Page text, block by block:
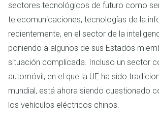
sectores tecnológicos de futuro como
telecomunicaciones, tecnologías de la
recientemente, en el sector de la
poniendo a algunos de sus Estados
situación complicada. Incluso un sector
automóvil, en el que la UE ha sido
mundial, está ahora siendo cuestionado
los vehículos eléctricos chinos.